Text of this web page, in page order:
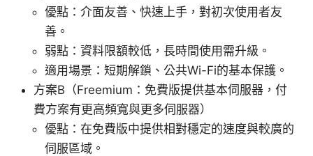
優點：介面友善、快速上手，對初次使用者友
善。
弱點：資料限額較低，長時間使用需升級。
適用場景：短期解鎖、公共Wi-Fi的基本保護。
方案B（Freemium：免費版提供基本伺服器，付
費方案有更高頻寬與更多伺服器）
優點：在免費版中提供相對穩定的速度與較廣的
伺服區域。